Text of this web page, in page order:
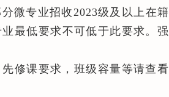
微专业招收2023级及以上在
最低要求不可低于此要求。
修课要求，班级容量等请查